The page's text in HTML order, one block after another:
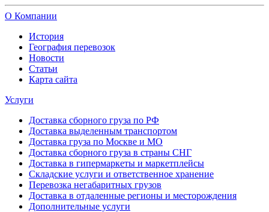
О Компании
История
География перевозок
Новости
Статьи
Карта сайта
Услуги
Доставка сборного груза по РФ
Доставка выделенным транспортом
Доставка груза по Москве и МО
Доставка сборного груза в страны СНГ
Доставка в гипермаркеты и маркетплейсы
Складские услуги и ответственное хранение
Перевозка негабаритных грузов
Доставка в отдаленные регионы и месторождения
Дополнительные услуги